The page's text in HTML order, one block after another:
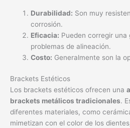
Durabilidad: Son muy
corrosión.
Eficacia: Pueden corregir una
problemas de alineación.
Costo: Generalmente son la
Brackets Estéticos
Los brackets estéticos ofrecen una
brackets metálicos tradicionales.
diferentes materiales, como
mimetizan con el color de los